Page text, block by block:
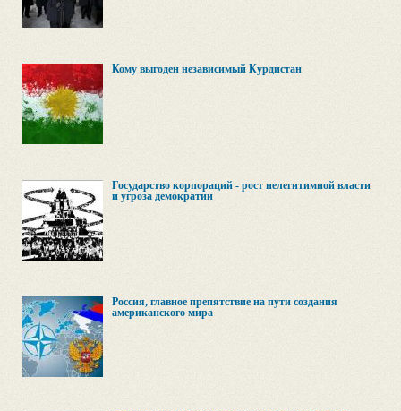
Кому выгоден независимый Курдистан
Государство корпораций - рост нелегитимной власти
и угроза демократии
Россия, главное препятствие на пути создания
американского мира